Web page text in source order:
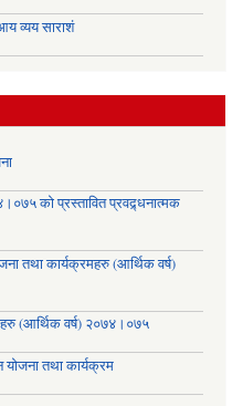
व्यय साराशं
को प्रस्तावित प्रवद्र्धनात्मक
तथा कार्यक्रमहरु (आर्थिक वर्ष)
(आर्थिक वर्ष) २०७४।०७५
तथा कार्यक्रम